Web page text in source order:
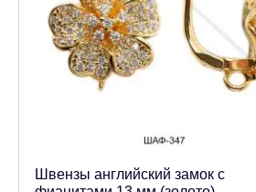
Швензы английский замок с